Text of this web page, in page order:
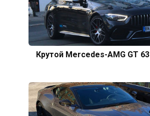
Крутой Mercedes-AMG GT 63